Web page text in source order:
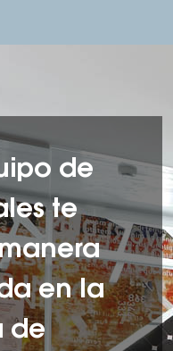
de
te
en la
de